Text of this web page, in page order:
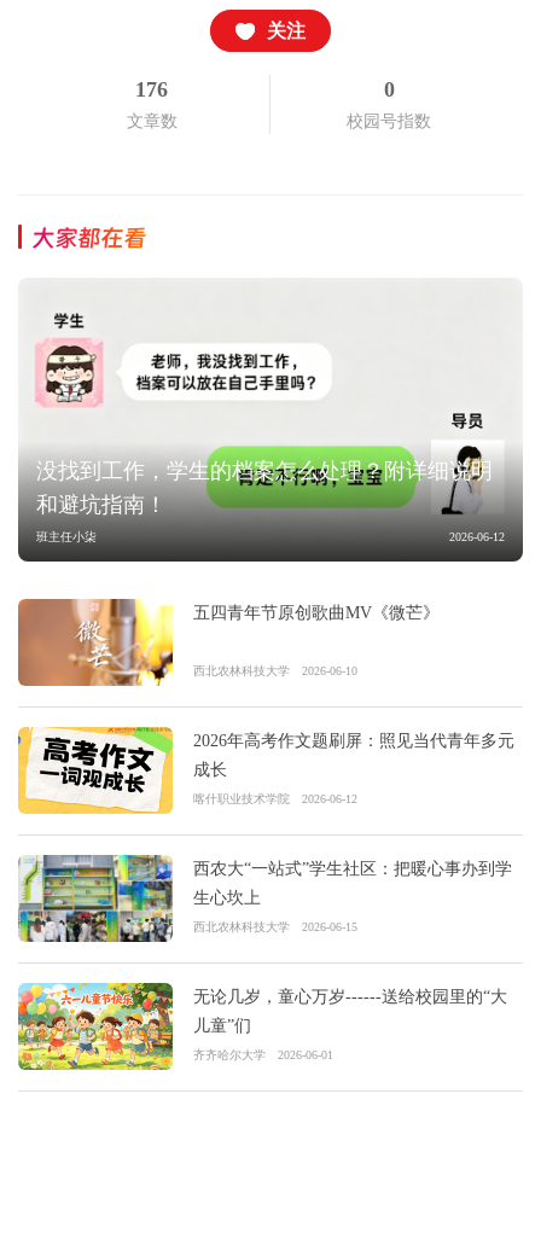
关注
176
文章数
0
校园号指数
大家都在看
没找到工作，学生的档案怎么处理？附详细说明
和避坑指南！
班主任小柒 2026-06-12
五四青年节原创歌曲MV《微芒》
西北农林科技大学 2026-06-10
2026年高考作文题刷屏：照见当代青年多元
成长
喀什职业技术学院 2026-06-12
西农大“一站式”学生社区：把暖心事办到学
生心坎上
西北农林科技大学 2026-06-15
无论几岁，童心万岁------送给校园里的“大
儿童”们
齐齐哈尔大学 2026-06-01